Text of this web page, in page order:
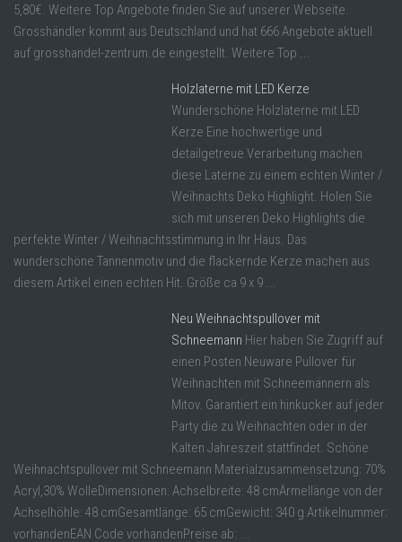
5,80€. Weitere Top Angebote finden Sie auf unserer Webseite.
Grosshändler kommt aus Deutschland und hat 666 Angebote aktuell
auf grosshandel-zentrum.de eingestellt. Weitere Top ...
Holzlaterne mit LED Kerze
Wunderschöne Holzlaterne mit LED
Kerze Eine hochwertige und
detailgetreue Verarbeitung machen
diese Laterne zu einem echten Winter /
Weihnachts Deko Highlight. Holen Sie
sich mit unseren Deko Highlights die
perfekte Winter / Weihnachtsstimmung in Ihr Haus. Das
wunderschöne Tannenmotiv und die flackernde Kerze machen aus
diesem Artikel einen echten Hit. Größe ca 9 x 9 ...
Neu Weihnachtspullover mit
Schneemann Hier haben Sie Zugriff auf
einen Posten Neuware Pullover für
Weihnachten mit Schneemännern als
Mitov. Garantiert ein hinkucker auf jeder
Party die zu Weihnachten oder in der
Kalten Jahreszeit stattfindet. Schöne
Weihnachtspullover mit Schneemann Materialzusammensetzung: 70%
Acryl,30% WolleDimensionen: Achselbreite: 48 cmÄrmellänge von der
Achselhöhle: 48 cmGesamtlänge: 65 cmGewicht: 340 g Artikelnummer:
vorhandenEAN Code vorhandenPreise ab: ...